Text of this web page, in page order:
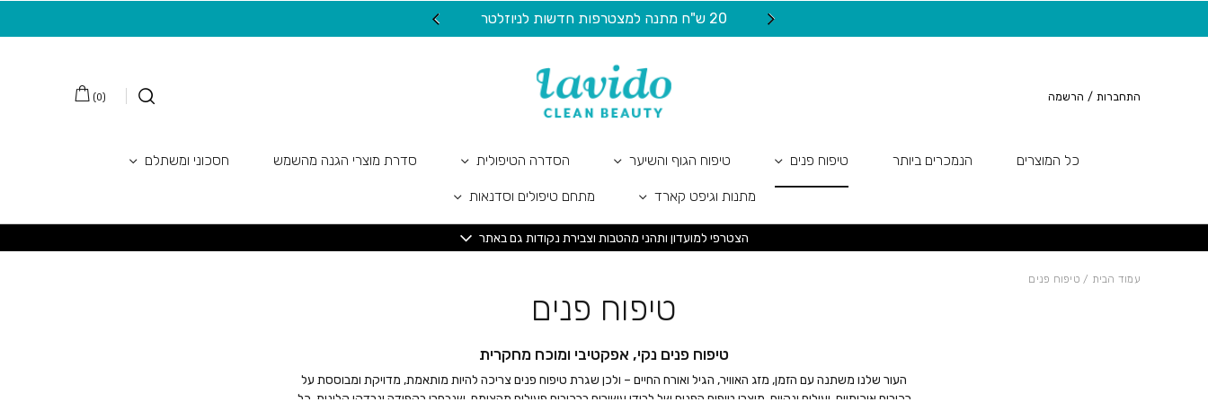
20 ש"ח מתנה למצטרפות חדשות לניוזלטר
(
0
) התחברות / הרשמה
כל המוצרים הנמכרים ביותר טיפוח פנים טיפוח הגוף והשיער הסדרה הטיפולית סדרת מוצרי הגנה מהשמש חסכוני ומשתלם
מתנות וגיפט קארד מתחם טיפולים וסדנאות
הצטרפי למועדון ותהני מהטבות וצבירת נקודות גם באתר
עמוד הבית / טיפוח פנים
טיפוח פנים
טיפוח פנים נקי, אפקטיבי ומוכח מחקרית
העור שלנו משתנה עם הזמן, מזג האוויר, הגיל ואורח החיים – ולכן שגרת טיפוח פנים צריכה להיות מותאמת, מדויקת ומבוססת על